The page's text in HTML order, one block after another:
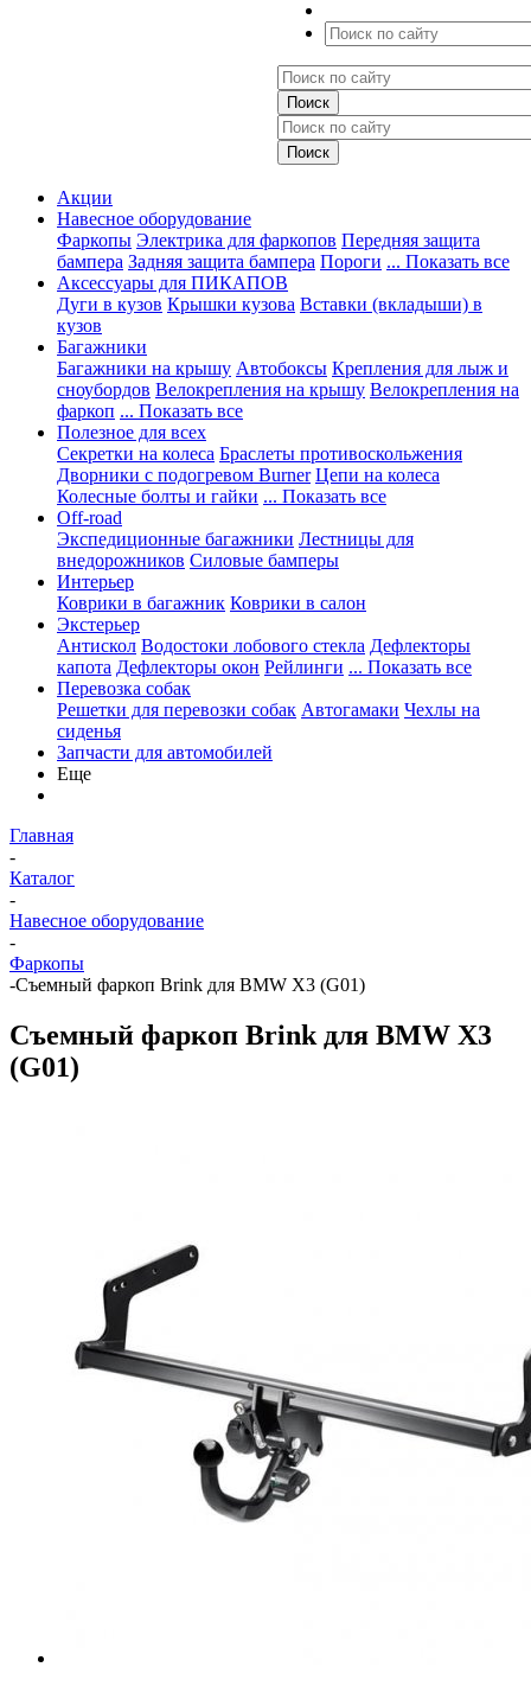
Акции
Навесное оборудование
Фаркопы Электрика для фаркопов Передняя защита
бампера Задняя защита бампера Пороги ... Показать все
Аксессуары для ПИКАПОВ
Дуги в кузов Крышки кузова Вставки (вкладыши) в
кузов
Багажники
Багажники на крышу Автобоксы Крепления для лыж и
сноубордов Велокрепления на крышу Велокрепления на
фаркоп ... Показать все
Полезное для всех
Секретки на колеса Браслеты противоскольжения
Дворники с подогревом Burner Цепи на колеса
Колесные болты и гайки ... Показать все
Off-road
Экспедиционные багажники Лестницы для
внедорожников Силовые бамперы
Интерьер
Коврики в багажник Коврики в салон
Экстерьер
Антискол Водостоки лобового стекла Дефлекторы
капота Дефлекторы окон Рейлинги ... Показать все
Перевозка собак
Решетки для перевозки собак Автогамаки Чехлы на
сиденья
Запчасти для автомобилей
Еще
Главная
-
Каталог
-
Навесное оборудование
-
Фаркопы
-Съемный фаркоп Brink для BMW X3 (G01)
Съемный фаркоп Brink для BMW X3
(G01)